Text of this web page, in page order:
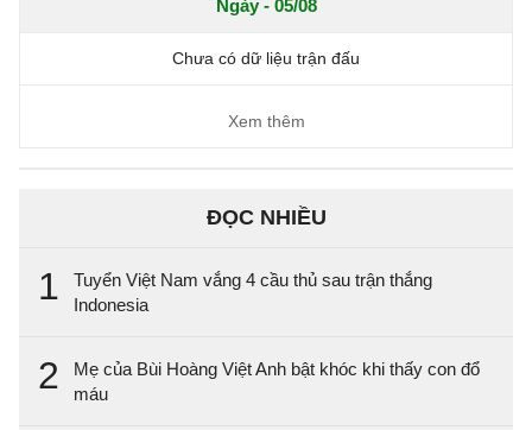
Ngày - 05/08
Chưa có dữ liệu trận đấu
Xem thêm
ĐỌC NHIỀU
1
Tuyển Việt Nam vắng 4 cầu thủ sau trận thắng
Indonesia
2
Mẹ của Bùi Hoàng Việt Anh bật khóc khi thấy con đổ
máu